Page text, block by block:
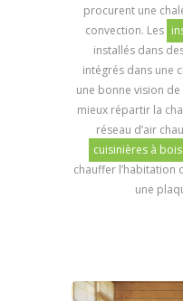
procurent une
convection. Les
installés dans
intégrés dans une
une bonne vision
mieux répartir la
réseau d’air
cuisinières à bois
chauffer l’habitation
une